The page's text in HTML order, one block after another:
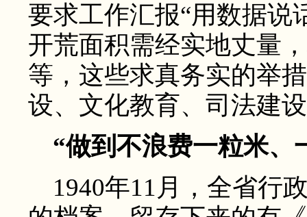
要求工作汇报“用数据说
开荒面积需经实地丈量
等，这些求真务实的举
设、文化教育、司法建
“做到不浪费一粒米、
1940年11月，全省行